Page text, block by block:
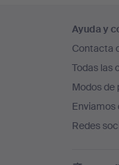
en
el
pie
de
página
Ayuda y
Contacta
Todas las
Modos de
Enviamos
Redes